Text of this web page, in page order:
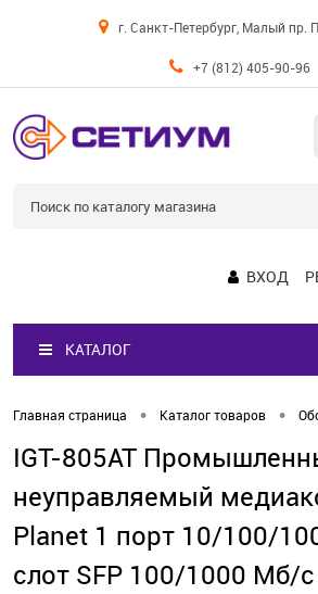
г. Санкт-Петербург, Малый пр.
+7 (812) 405-90-96
ВХОД
КАТАЛОГ
Главная страница • Каталог товаров •
IGT-805AT
неуправляемый
Planet 1 порт 10/100/
слот SFP 100/1000 Мб/с